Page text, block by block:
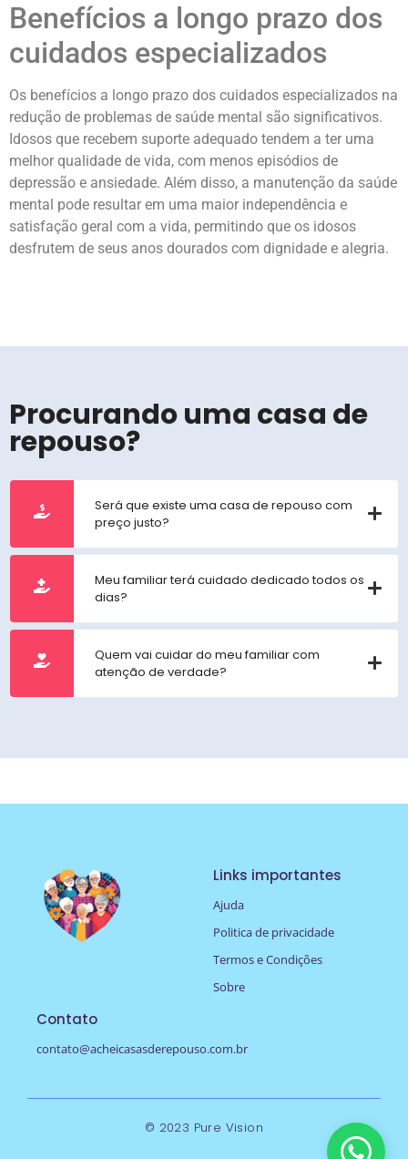
Benefícios a longo prazo dos
cuidados especializados
Os benefícios a longo prazo dos cuidados especializados na
redução de problemas de saúde mental são significativos.
Idosos que recebem suporte adequado tendem a ter uma
melhor qualidade de vida, com menos episódios de
depressão e ansiedade. Além disso, a manutenção da saúde
mental pode resultar em uma maior independência e
satisfação geral com a vida, permitindo que os idosos
desfrutem de seus anos dourados com dignidade e alegria.
Procurando uma casa de
repouso?
Será que existe uma casa de repouso com
preço justo?
Meu familiar terá cuidado dedicado todos os
dias?
Quem vai cuidar do meu familiar com
atenção de verdade?
Links importantes
Ajuda
Politica de privacidade
Termos e Condições
Sobre
Contato
contato@acheicasasderepouso.com.br
© 2023 Pure Vision